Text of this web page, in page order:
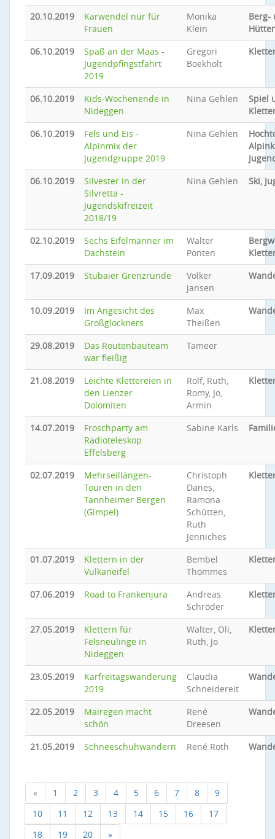
20.10.2019
Karwendel nur für
Frauen
Monika
Klein
Berg-
06.10.2019
Spaß an der Maas -
Jugendpfingstfahrt
2019
Gregori
Boekholt
06.10.2019
Kids-Wochenende in
Nideggen
Nina Gehlen
Spiel
06.10.2019
Fels und Eis -
Alpinmix der
Jugendgruppe 2019
Nina Gehlen
06.10.2019
Silvester in der
Silvretta -
Jugendskifreizeit
2018/19
Nina Gehlen Ski,
02.10.2019
Sechs Eifelmänner im
Dachstein
Walter
Ponten
17.09.2019
Stubaier Grenzrunde
Volker
Jansen
10.09.2019
Im Angesicht des
Großglockners
Max
Theißen
29.08.2019
Das Routenbauteam
war fleißig
Tameer
21.08.2019
Leichte Klettereien in
den Lienzer
Dolomiten
Rolf, Ruth,
Romy, Jo,
Armin
14.07.2019
Froschparty am
Radioteleskop
Effelsberg
Sabine Karls
02.07.2019
Mehrseillängen-
Touren in den
Tannheimer Bergen
(Gimpel)
Christoph
Danes,
Ramona
Schütten,
Ruth
Jenniches
01.07.2019
Klettern in der
Vulkaneifel
Bembel
Thömmes
07.06.2019 Road to Frankenjura
Andreas
Schröder
27.05.2019
Klettern für
Felsneulinge in
Nideggen
Walter, Oli,
Ruth, Jo
23.05.2019
Karfreitagswanderung
2019
Claudia
Schneidereit
22.05.2019
Mairegen macht
schön
René
Dreesen
21.05.2019 Schneeschuhwandern René Roth
« 1 2 3 4 5 6 7 8
9
10
11 12 13 14 15 16
17
18
19 20 »